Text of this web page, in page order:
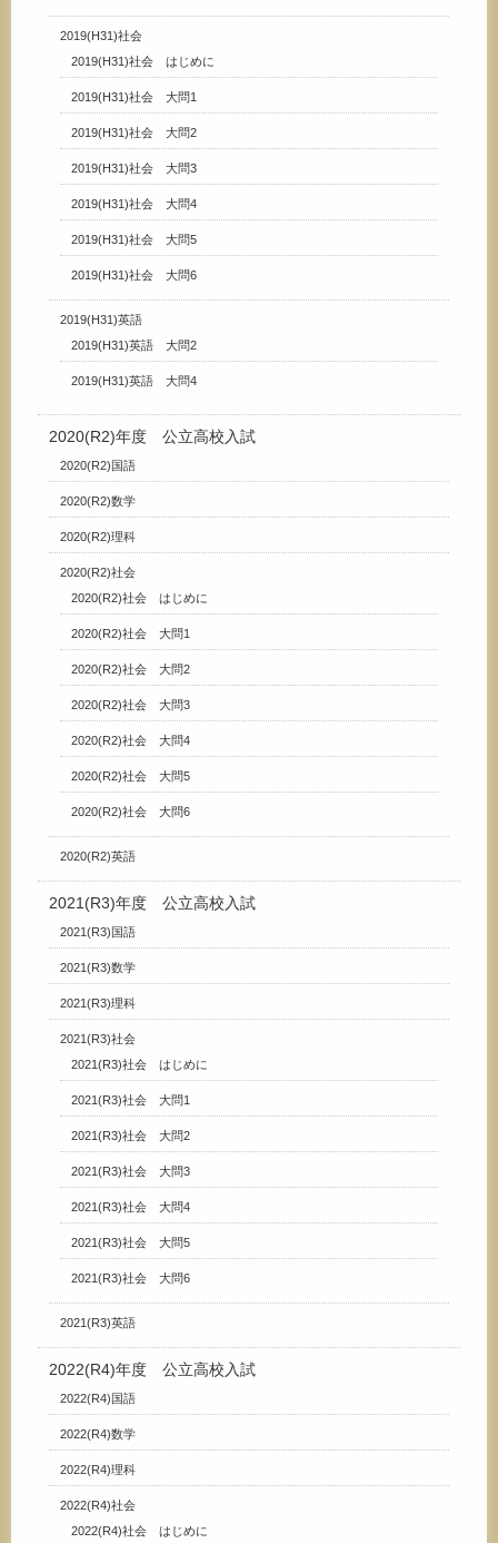
2019(H31)社会
2019(H31)社会 はじめに
2019(H31)社会 大問1
2019(H31)社会 大問2
2019(H31)社会 大問3
2019(H31)社会 大問4
2019(H31)社会 大問5
2019(H31)社会 大問6
2019(H31)英語
2019(H31)英語 大問2
2019(H31)英語 大問4
2020(R2)年度 公立高校入試
2020(R2)国語
2020(R2)数学
2020(R2)理科
2020(R2)社会
2020(R2)社会 はじめに
2020(R2)社会 大問1
2020(R2)社会 大問2
2020(R2)社会 大問3
2020(R2)社会 大問4
2020(R2)社会 大問5
2020(R2)社会 大問6
2020(R2)英語
2021(R3)年度 公立高校入試
2021(R3)国語
2021(R3)数学
2021(R3)理科
2021(R3)社会
2021(R3)社会 はじめに
2021(R3)社会 大問1
2021(R3)社会 大問2
2021(R3)社会 大問3
2021(R3)社会 大問4
2021(R3)社会 大問5
2021(R3)社会 大問6
2021(R3)英語
2022(R4)年度 公立高校入試
2022(R4)国語
2022(R4)数学
2022(R4)理科
2022(R4)社会
2022(R4)社会 はじめに